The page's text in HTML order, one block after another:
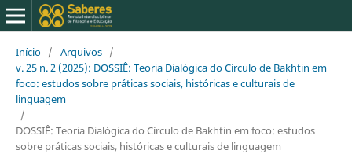
Início / Arquivos /
v. 25 n. 2 (2025): DOSSIÊ: Teoria Dialógica do Círculo de Bakhtin em
foco: estudos sobre práticas sociais, históricas e culturais de
linguagem
/
DOSSIÊ: Teoria Dialógica do Círculo de Bakhtin em foco: estudos
sobre práticas sociais, históricas e culturais de linguagem